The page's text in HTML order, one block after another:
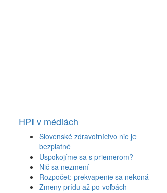
HPI v médiách
Slovenské zdravotníctvo nie je
bezplatné
Uspokojíme sa s priemerom?
Nič sa nezmení
Rozpočet: prekvapenie sa nekoná
Zmeny prídu až po voľbách